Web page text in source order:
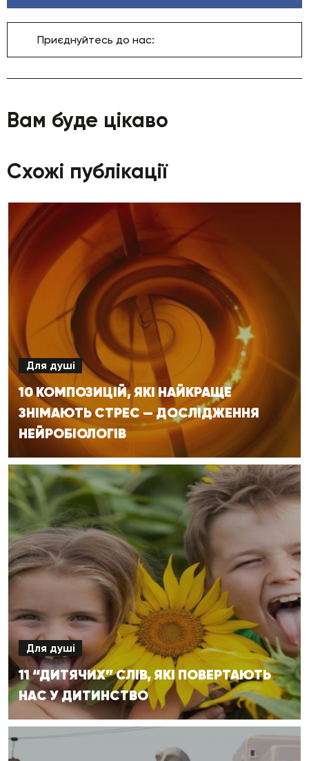
Приєднуйтесь до нас:
Вам буде цікаво
Схожі публікації
Для душі
10 КОМПОЗИЦІЙ, ЯКІ НАЙКРАЩЕ
ЗНІМАЮТЬ СТРЕС — ДОСЛІДЖЕННЯ
НЕЙРОБІОЛОГІВ
Для душі
11 “ДИТЯЧИХ” СЛІВ, ЯКІ ПОВЕРТАЮТЬ
НАС У ДИТИНСТВО